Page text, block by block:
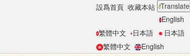
設爲首頁 收藏本站 Translate
English
繁體中文
日本語
日本語
繁體中文
English